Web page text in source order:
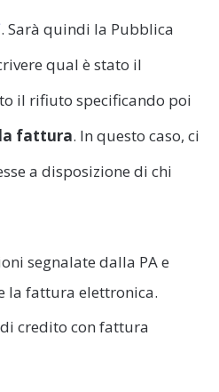
. Sarà quindi la Pubblica
qual è stato il
il rifiuto specificando poi
fattura. In questo caso, ci
a disposizione di chi
segnalate dalla PA e
la fattura elettronica.
credito con fattura